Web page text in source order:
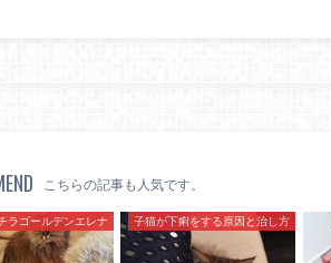
こちらの記事も人気です。
ラゴールデンエレナ 子猫が下痢をする原因と治し方